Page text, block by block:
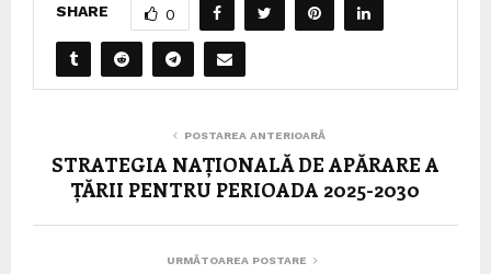
SHARE 0
POSTAREA ANTERIOARĂ
STRATEGIA NAȚIONALĂ DE APĂRARE A
ȚĂRII PENTRU PERIOADA 2025-2030
URMĂTOAREA POSTARE